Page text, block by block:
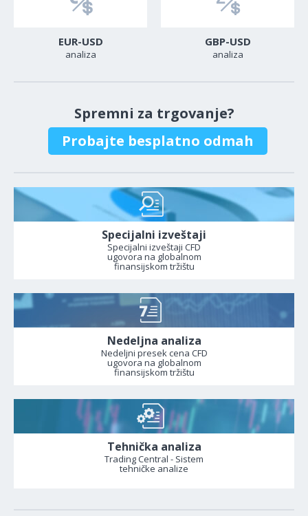
EUR-USD
analiza
GBP-USD
analiza
Spremni za trgovanje?
Probajte besplatno odmah
Specijalni izveštaji
Specijalni izveštaji CFD
ugovora na globalnom
finansijskom tržištu
Nedeljna analiza
Nedeljni presek cena CFD
ugovora na globalnom
finansijskom tržištu
Tehnička analiza
Trading Central - Sistem
tehničke analize